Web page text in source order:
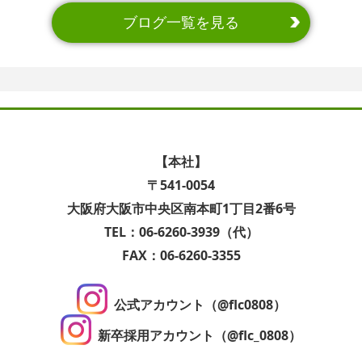
ブログ一覧を見る
【本社】
〒541-0054
大阪府大阪市中央区南本町1丁目2番6号
TEL：06-6260-3939（代）
FAX：06-6260-3355
公式アカウント（@flc0808）
新卒採用アカウント（@flc_0808）